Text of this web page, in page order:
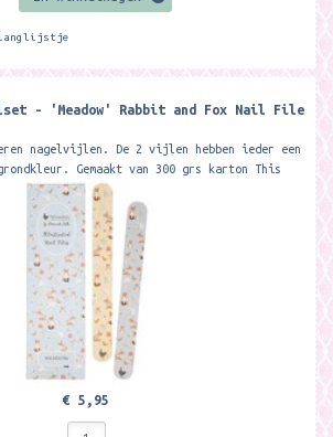
- 'Meadow' Rabbit and Fox Nail File
nagelvijlen. De 2 vijlen hebben ieder een
Gemaakt van 300 grs karton This
€ 5,95